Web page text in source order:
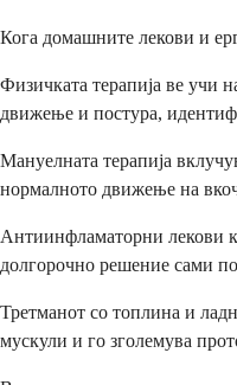
Кога домашните лекови и
Физичката терапија ве учи
движење и постура,
Мануелната терапија
нормалното движење на
Антиинфламаторни лекови
долгорочно решение сами
Третманот со топлина и
мускули и го зголемува